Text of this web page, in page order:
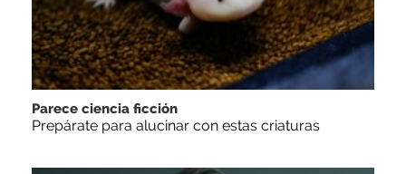
Parece ciencia ficción
Prepárate para alucinar con estas criaturas